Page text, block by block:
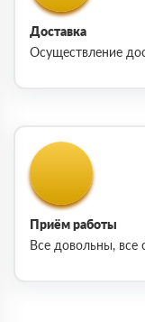
Доставка
Осуществление
Приём работы
Все довольны, все